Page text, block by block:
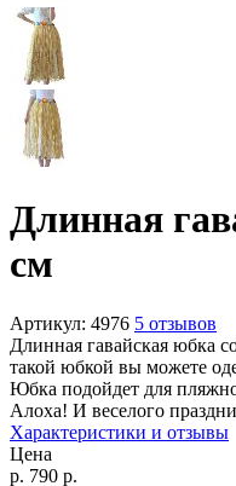
Длинная
см
Артикул: 4976 5 отзывов
Длинная гавайская юбка
такой юбкой вы можете
Юбка подойдет для
Алоха! И веселого
Характеристики и отзывы
Цена
р. 790 р.